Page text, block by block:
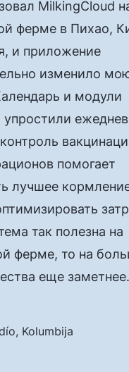
MilkingCloud
ферме в Пихао,
и приложение
изменило
и модули
упростили
помогает
лучшее
так полезна на
ферме, то на
еще заметнее.
Kolumbija